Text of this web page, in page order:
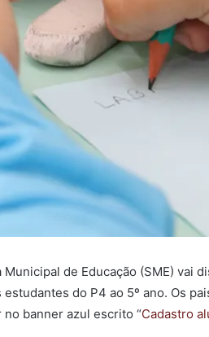
de Educação (SME) vai
do P4 ao 5º ano. Os
no banner azul escrito “Cadastro